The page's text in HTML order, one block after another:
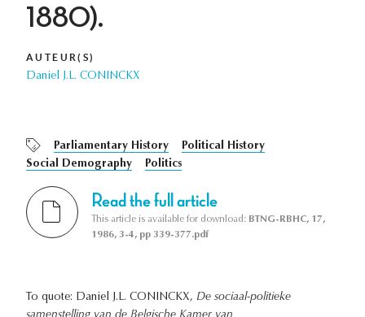
1880).
AUTEUR(S)
Daniel J.L. CONINCKX
Parliamentary History
Political History
Social Demography
Politics
Read the full article
This article is available for download: BTNG-RBHC, 17,
1986, 3-4, pp 339-377.pdf
To quote: Daniel J.L. CONINCKX, De sociaal-politieke